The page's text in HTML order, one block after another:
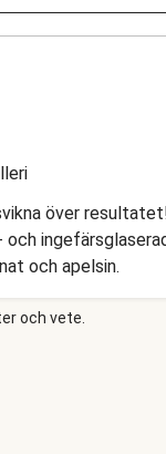
över
och
och apelsin.
och vete.